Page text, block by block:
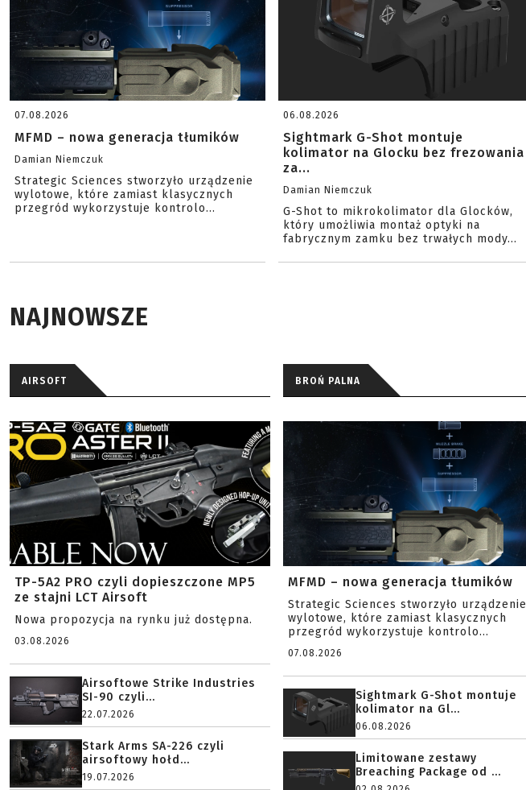
07.08.2026
MFMD – nowa generacja tłumików
Damian Niemczuk
Strategic Sciences stworzyło urządzenie
wylotowe, które zamiast klasycznych
przegród wykorzystuje kontrolo...
06.08.2026
Sightmark G-Shot montuje
kolimator na Glocku bez frezowania
za...
Damian Niemczuk
G-Shot to mikrokolimator dla Glocków,
który umożliwia montaż optyki na
fabrycznym zamku bez trwałych mody...
NAJNOWSZE
AIRSOFT
TP-5A2 PRO czyli dopieszczone MP5
ze stajni LCT Airsoft
Nowa propozycja na rynku już dostępna.
03.08.2026
Airsoftowe Strike Industries
SI-90 czyli...
22.07.2026
Stark Arms SA-226 czyli
airsoftowy hołd...
19.07.2026
BROŃ PALNA
MFMD – nowa generacja tłumików
Strategic Sciences stworzyło urządzenie
wylotowe, które zamiast klasycznych
przegród wykorzystuje kontrolo...
07.08.2026
Sightmark G-Shot montuje
kolimator na Gl...
06.08.2026
Limitowane zestawy
Breaching Package od ...